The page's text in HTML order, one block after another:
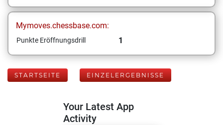
Mymoves.chessbase.com:
Punkte Eröffnungsdrill 1
STARTSEITE EINZELERGEBNISSE
Your Latest App
Activity